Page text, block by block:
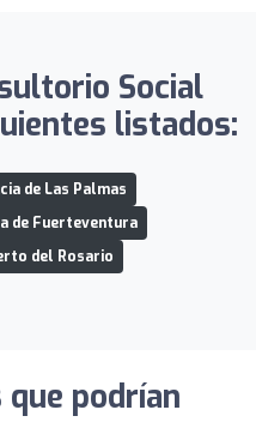
Social
listados:
de Las Palmas
de Fuerteventura
del Rosario
podrían